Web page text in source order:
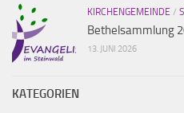
KIRCHENGEMEINDE /
Bethelsammlung
13. JUNI 2026
KATEGORIEN